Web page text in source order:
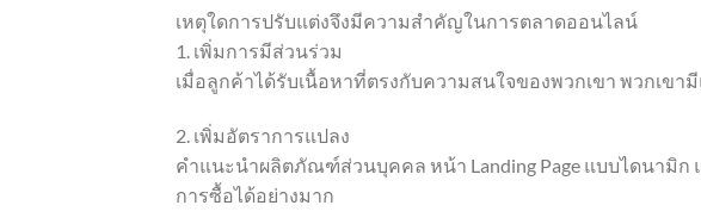
เหตุใดการปรับแต่งจึงมีความสำคัญในการตลาดออนไลน์
1. เพิ่มการมีส่วนร่วม
เมื่อลูกค้าได้รับเนื้อหาที่ตรงกับความสนใจของพวกเขา พวกเ
2. เพิ่มอัตราการแปลง
คำแนะนำผลิตภัณฑ์ส่วนบุคคล หน้า Landing Page แบบไดนามิก
การซื้อได้อย่างมาก